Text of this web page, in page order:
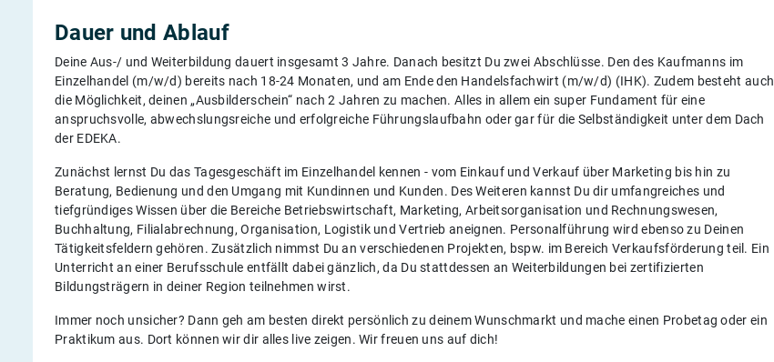
Dauer und Ablauf
Deine Aus-/ und Weiterbildung dauert insgesamt 3 Jahre. Danach besitzt Du zwei Abschlüsse. Den des Kaufmanns im
Einzelhandel (m/w/d) bereits nach 18-24 Monaten, und am Ende den Handelsfachwirt (m/w/d) (IHK). Zudem besteht auch
die Möglichkeit, deinen „Ausbilderschein“ nach 2 Jahren zu machen. Alles in allem ein super Fundament für eine
anspruchsvolle, abwechslungsreiche und erfolgreiche Führungslaufbahn oder gar für die Selbständigkeit unter dem Dach
der EDEKA.
Zunächst lernst Du das Tagesgeschäft im Einzelhandel kennen - vom Einkauf und Verkauf über Marketing bis hin zu
Beratung, Bedienung und den Umgang mit Kundinnen und Kunden. Des Weiteren kannst Du dir umfangreiches und
tiefgründiges Wissen über die Bereiche Betriebswirtschaft, Marketing, Arbeitsorganisation und Rechnungswesen,
Buchhaltung, Filialabrechnung, Organisation, Logistik und Vertrieb aneignen. Personalführung wird ebenso zu Deinen
Tätigkeitsfeldern gehören. Zusätzlich nimmst Du an verschiedenen Projekten, bspw. im Bereich Verkaufsförderung teil. Ein
Unterricht an einer Berufsschule entfällt dabei gänzlich, da Du stattdessen an Weiterbildungen bei zertifizierten
Bildungsträgern in deiner Region teilnehmen wirst.
Immer noch unsicher? Dann geh am besten direkt persönlich zu deinem Wunschmarkt und mache einen Probetag oder ein
Praktikum aus. Dort können wir dir alles live zeigen. Wir freuen uns auf dich!